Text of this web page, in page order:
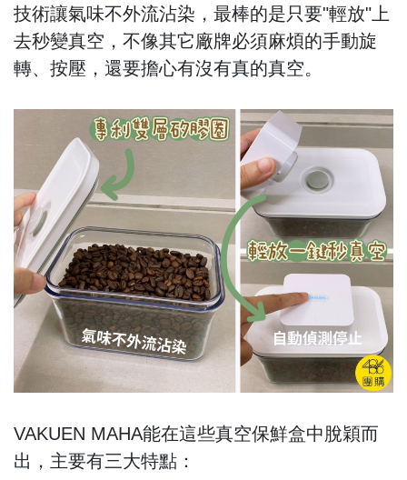
技術讓氣味不外流沾染，最棒的是只要"輕放"上
去秒變真空，不像其它廠牌必須麻煩的手動旋
轉、按壓，還要擔心有沒有真的真空。
VAKUEN MAHA能在這些真空保鮮盒中脫穎而
出，主要有三大特點：